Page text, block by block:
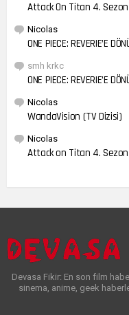
Attack On Titan 4. Sezon
Nicolas
ONE PIECE: REVERIE’E
smh krkc
ONE PIECE: REVERIE’E
Nicolas
WandaVision (TV Dizisi)
Nicolas
Attack on Titan 4. Sezon
Devasa Fikir: En son film
sinema, anime, geek